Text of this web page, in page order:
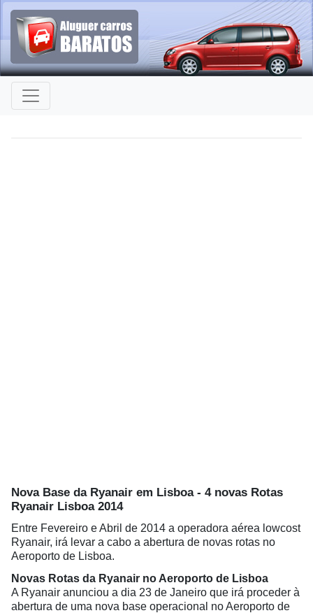
Nova Base da Ryanair em Lisboa - 4 novas Rotas
Ryanair Lisboa 2014
Entre Fevereiro e Abril de 2014 a operadora aérea lowcost
Ryanair, irá levar a cabo a abertura de novas rotas no
Aeroporto de Lisboa.
Novas Rotas da Ryanair no Aeroporto de Lisboa
A Ryanair anunciou a dia 23 de Janeiro que irá proceder à
abertura de uma nova base operacional no Aeroporto de